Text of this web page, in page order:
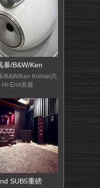
暴/B&W/Ken
/B&W/Ken Kreisel共
Hi-End美麗
SUB5重磅